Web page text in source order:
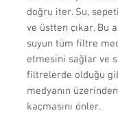
doğru iter. Su,
ve üstten çıkar. Bu
suyun tüm filtre
etmesini sağlar ve
filtrelerde olduğu
medyanın
kaçmasını önler.